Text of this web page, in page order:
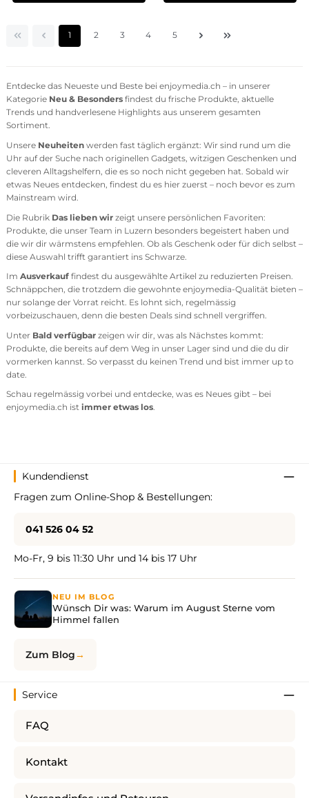
Seite
1 Seite
2 Seite
3 Seite
4 Seite
5
Entdecke das Neueste und Beste bei enjoymedia.ch – in unserer
Kategorie Neu & Besonders findest du frische Produkte, aktuelle
Trends und handverlesene Highlights aus unserem gesamten
Sortiment.
Unsere Neuheiten werden fast täglich ergänzt: Wir sind rund um die
Uhr auf der Suche nach originellen Gadgets, witzigen Geschenken und
cleveren Alltagshelfern, die es so noch nicht gegeben hat. Sobald wir
etwas Neues entdecken, findest du es hier zuerst – noch bevor es zum
Mainstream wird.
Die Rubrik Das lieben wir zeigt unsere persönlichen Favoriten:
Produkte, die unser Team in Luzern besonders begeistert haben und
die wir dir wärmstens empfehlen. Ob als Geschenk oder für dich selbst –
diese Auswahl trifft garantiert ins Schwarze.
Im Ausverkauf findest du ausgewählte Artikel zu reduzierten Preisen.
Schnäppchen, die trotzdem die gewohnte enjoymedia-Qualität bieten –
nur solange der Vorrat reicht. Es lohnt sich, regelmässig
vorbeizuschauen, denn die besten Deals sind schnell vergriffen.
Unter Bald verfügbar zeigen wir dir, was als Nächstes kommt:
Produkte, die bereits auf dem Weg in unser Lager sind und die du dir
vormerken kannst. So verpasst du keinen Trend und bist immer up to
date.
Schau regelmässig vorbei und entdecke, was es Neues gibt – bei
enjoymedia.ch ist immer etwas los.
Kundendienst
Fragen zum Online-Shop & Bestellungen:
041 526 04 52
Mo-Fr, 9 bis 11:30 Uhr und 14 bis 17 Uhr
NEU IM BLOG
Wünsch Dir was: Warum im August Sterne vom
Himmel fallen
Zum Blog
Service
FAQ
Kontakt